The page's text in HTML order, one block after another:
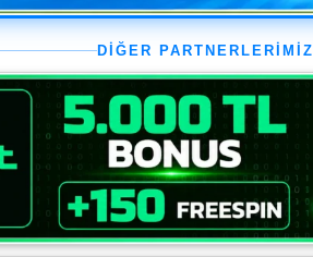
DİĞER PARTNERLERİMİZ